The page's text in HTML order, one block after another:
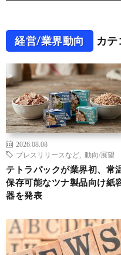
経営/業界動向 カ
2026.08.08
プレスリリースなど
動向/展望
テトラパックが業界初、常
保存可能なツナ製品向け紙
器を発表